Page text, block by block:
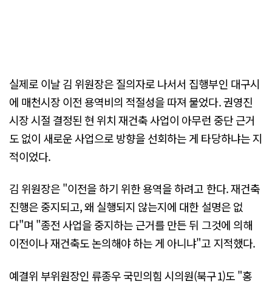
실제로 이날 김 위원장은 질의자로 나서서 집행부인 대구시
에 매천시장 이전 용역비의 적절성을 따져 물었다. 권영진
시장 시절 결정된 현 위치 재건축 사업이 아무런 중단 근거
도 없이 새로운 사업으로 방향을 선회하는 게 타당하냐는 지
적이었다.
김 위원장은 "이전을 하기 위한 용역을 하려고 한다. 재건축
진행은 중지되고, 왜 실행되지 않는지에 대한 설명은 없
다"며 "종전 사업을 중지하는 근거를 만든 뒤 그것에 의해
이전이나 재건축도 논의해야 하는 게 아니냐"고 지적했다.
예결위 부위원장인 류종우 국민의힘 시의원(북구1)도 "홍